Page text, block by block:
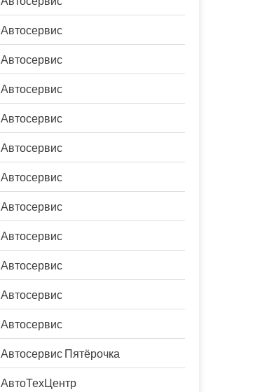
Автосервис
Автосервис
Автосервис
Автосервис
Автосервис
Автосервис
Автосервис
Автосервис
Автосервис
Автосервис
Автосервис
Автосервис Пятёрочка
АвтоТехЦентр